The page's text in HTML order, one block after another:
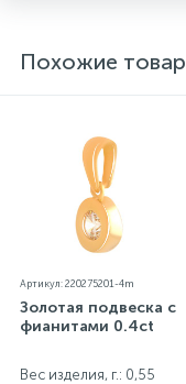
Похожие
Артикул: 220275201-4m
Золотая подвеска с
фианитами 0.4ct
Вес изделия, г.: 0,55